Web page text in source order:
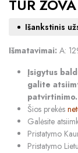
TUR
Išankstinis
Išmatavimai: A:
Įsigytus
galite
patvirtinimo.
Šios prekės
Galėsite
Pristatymo
Pristatymo